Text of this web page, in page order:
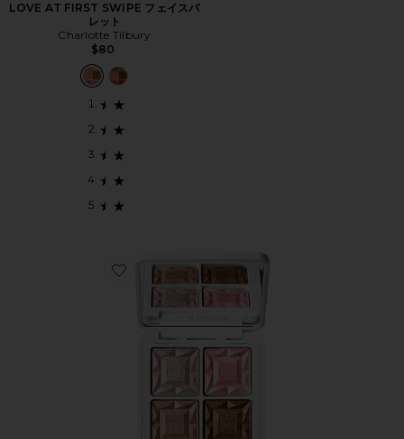
LOVE AT FIRST SWIPE フェイスパ
レット
Charlotte Tilbury
$80
Favorite REDIMENSION DAILY GLOW PALETTE フェ